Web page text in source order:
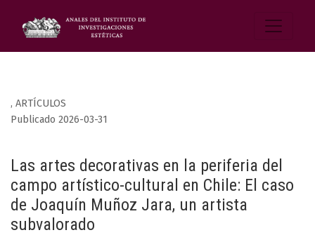
, ARTÍCULOS
Las artes decorativas en la periferia del
campo artístico-cultural en Chile: El caso
de Joaquín Muñoz Jara, un artista
subvalorado
Publicado 2026-03-31